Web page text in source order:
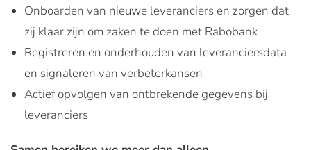
Onboarden van nieuwe leveranciers en zorgen dat
zij klaar zijn om zaken te doen met Rabobank
Registreren en onderhouden van leveranciersdata
en signaleren van verbeterkansen
Actief opvolgen van ontbrekende gegevens bij
leveranciers